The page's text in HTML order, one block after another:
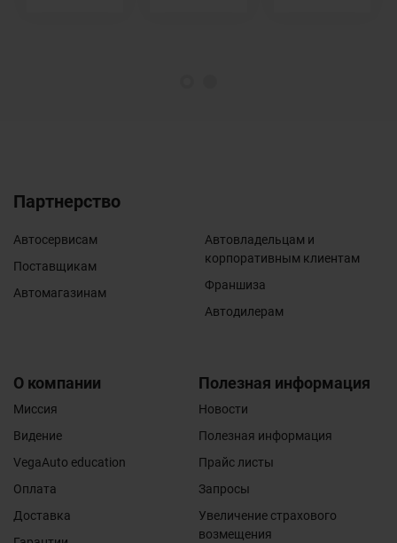
Партнерство
Автосервисам
Поставщикам
Автомагазинам
Автовладельцам и
корпоративным клиентам
Франшиза
Автодилерам
О компании
Миссия
Видение
VegaAuto education
Оплата
Доставка
Полезная информация
Новости
Полезная информация
Прайс листы
Запросы
Увеличение страхового
возмещения